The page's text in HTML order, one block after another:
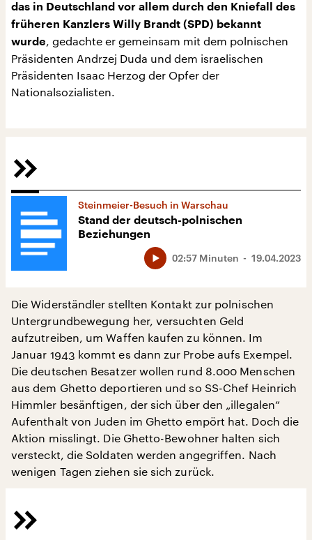
das in Deutschland vor allem durch den Kniefall des
früheren Kanzlers Willy Brandt (SPD) bekannt
wurde, gedachte er gemeinsam mit dem polnischen
Präsidenten Andrzej Duda und dem israelischen
Präsidenten Isaac Herzog der Opfer der
Nationalsozialisten.
Steinmeier-Besuch in Warschau
Stand der deutsch-polnischen
Beziehungen
19.04.2023
02:57 Minuten
Die Widerständler stellten Kontakt zur polnischen
Untergrundbewegung her, versuchten Geld
aufzutreiben, um Waffen kaufen zu können. Im
Januar 1943 kommt es dann zur Probe aufs Exempel.
Die deutschen Besatzer wollen rund 8.000 Menschen
aus dem Ghetto deportieren und so SS-Chef Heinrich
Himmler besänftigen, der sich über den „illegalen“
Aufenthalt von Juden im Ghetto empört hat. Doch die
Aktion misslingt. Die Ghetto-Bewohner halten sich
versteckt, die Soldaten werden angegriffen. Nach
wenigen Tagen ziehen sie sich zurück.